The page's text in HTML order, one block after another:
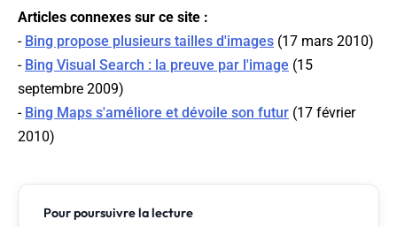
Articles connexes sur ce site :
- Bing propose plusieurs tailles d'images (17 mars 2010)
- Bing Visual Search : la preuve par l'image (15
septembre 2009)
- Bing Maps s'améliore et dévoile son futur (17 février
2010)
Pour poursuivre la lecture